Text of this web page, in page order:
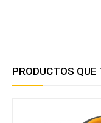
PRODUCTOS